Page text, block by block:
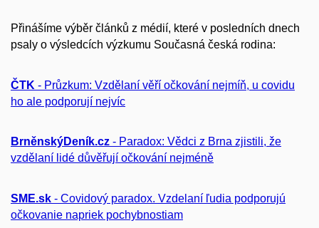
Přinášíme výběr článků z médií, které v posledních dnech
psaly o výsledcích výzkumu Současná česká rodina:
ČTK - Průzkum: Vzdělaní věří očkování nejmíň, u covidu
ho ale podporují nejvíc
BrněnskýDeník.cz - Paradox: Vědci z Brna zjistili, že
vzdělaní lidé důvěřují očkování nejméně
SME.sk - Covidový paradox. Vzdelaní ľudia podporujú
očkovanie napriek pochybnostiam